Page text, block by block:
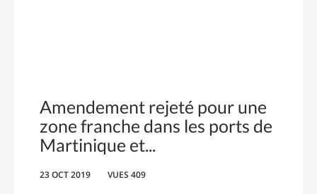
Amendement rejeté pour une
zone franche dans les ports de
Martinique et
23 OCT 2019 VUES 409